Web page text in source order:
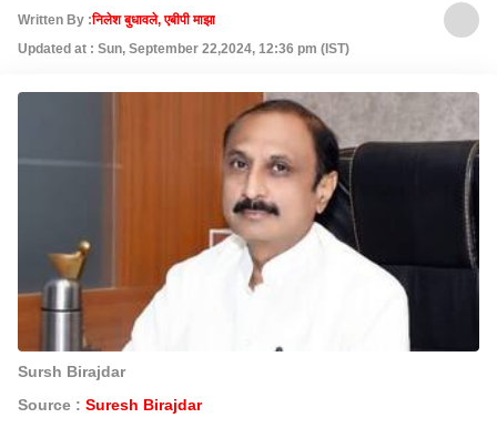
Written By :निलेश बुधावले, एबीपी माझा
Updated at : Sun, September 22,2024, 12:36 pm (IST)
Sursh Birajdar
Source : Suresh Birajdar